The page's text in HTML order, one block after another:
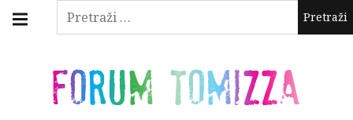
Pretraži:
Skip
FORUM TOMIZZA
navigation